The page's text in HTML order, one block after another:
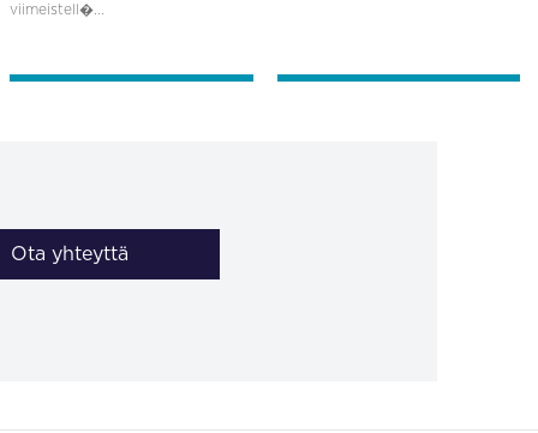
viimeistell�...
Ota yhteyttä